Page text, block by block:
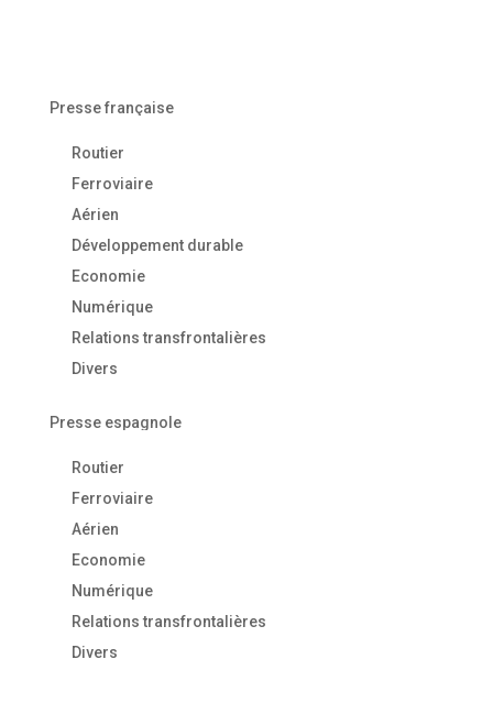
Presse française
Routier
Ferroviaire
Aérien
Développement durable
Economie
Numérique
Relations transfrontalières
Divers
Presse espagnole
Routier
Ferroviaire
Aérien
Economie
Numérique
Relations transfrontalières
Divers